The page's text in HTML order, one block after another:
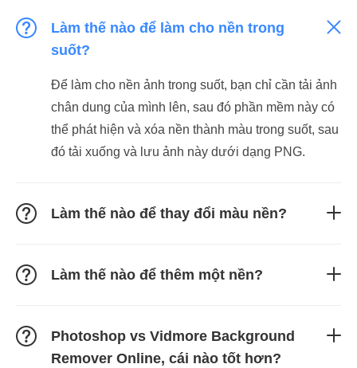
Làm thế nào để làm cho nền trong
suốt?
Để làm cho nền ảnh trong suốt, bạn chỉ cần tải ảnh
chân dung của mình lên, sau đó phần mềm này có
thể phát hiện và xóa nền thành màu trong suốt, sau
đó tải xuống và lưu ảnh này dưới dạng PNG.
Làm thế nào để thay đổi màu nền?
Làm thế nào để thêm một nền?
Photoshop vs Vidmore Background
Remover Online, cái nào tốt hơn?